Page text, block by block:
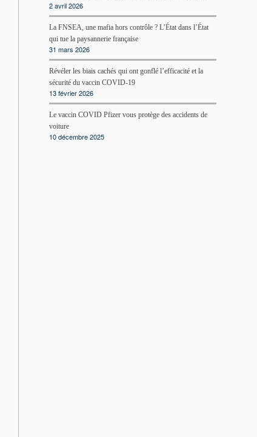
2 avril 2026
La FNSEA, une mafia hors contrôle ? L’État dans l’État
qui tue la paysannerie française
31 mars 2026
Révéler les biais cachés qui ont gonflé l’efficacité et la
sécurité du vaccin COVID-19
13 février 2026
Le vaccin COVID Pfizer vous protège des accidents de
voiture
10 décembre 2025